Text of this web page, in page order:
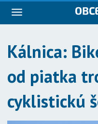
Navigácia
Kálnica:
od piatka
cyklistickú